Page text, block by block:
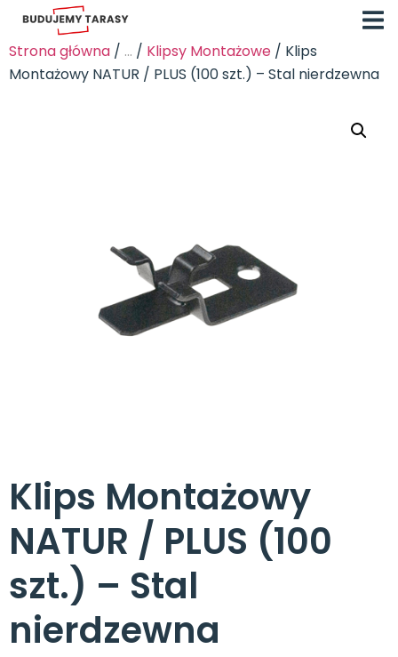
Strona główna / ... / Klipsy Montażowe / Klips
Montażowy NATUR / PLUS (100 szt.) – Stal nierdzewna
Klips Montażowy
NATUR / PLUS (100
szt.) – Stal
nierdzewna